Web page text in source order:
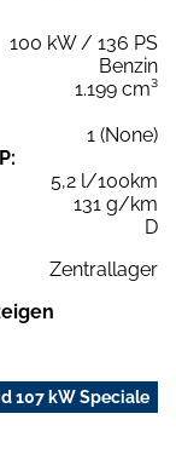
100 kW / 136 PS
Benzin
1.199 cm³
1 (None)
5,2 l/100km
131 g/km
D
Zentrallager
107 kW Speciale